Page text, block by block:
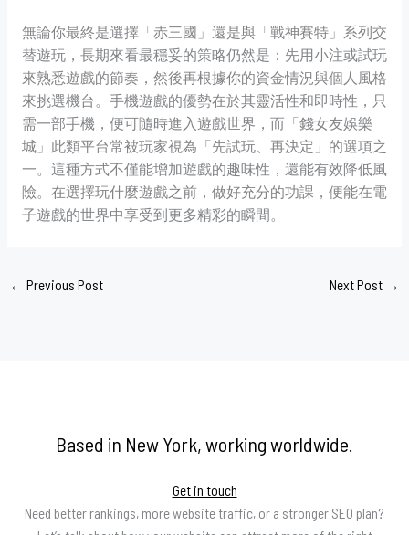
無論你最終是選擇「赤三國」還是與「戰神賽特」系列交
替遊玩，長期來看最穩妥的策略仍然是：先用小注或試玩
來熟悉遊戲的節奏，然後再根據你的資金情況與個人風格
來挑選機台。手機遊戲的優勢在於其靈活性和即時性，只
需一部手機，便可隨時進入遊戲世界，而「錢女友娛樂
城」此類平台常被玩家視為「先試玩、再決定」的選項之
一。這種方式不僅能增加遊戲的趣味性，還能有效降低風
險。在選擇玩什麼遊戲之前，做好充分的功課，便能在電
子遊戲的世界中享受到更多精彩的瞬間。
← Previous Post Next Post →
Based in New York, working worldwide.
Get in touch
Need better rankings, more website traffic, or a stronger SEO plan?